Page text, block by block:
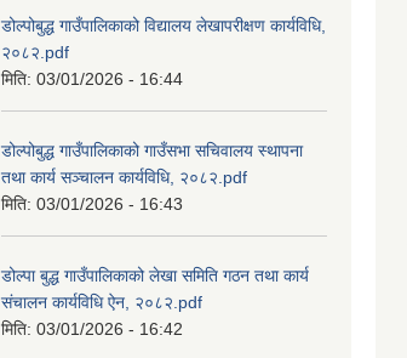
डोल्पोबुद्ध गाउँपालिकाको विद्यालय लेखापरीक्षण कार्यविधि,
२०८२.pdf
मिति: 03/01/2026 - 16:44
डोल्पोबुद्ध गाउँपालिकाको गाउँसभा सचिवालय स्थापना
तथा कार्य सञ्चालन कार्यविधि, २०८२.pdf
मिति: 03/01/2026 - 16:43
डोल्पा बुद्ध गाउँपालिकाको लेखा समिति गठन तथा कार्य
संचालन कार्यविधि ऐन, २०८२.pdf
मिति: 03/01/2026 - 16:42